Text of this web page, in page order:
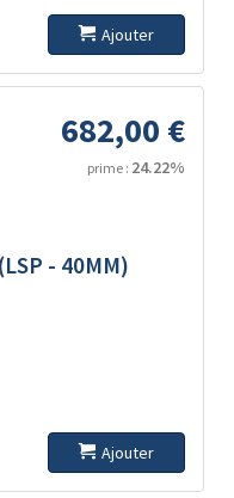
Ajouter
682,00 €
prime : 24.22%
- 40MM)
Ajouter